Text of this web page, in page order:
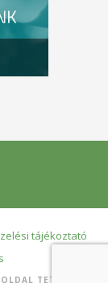
tájékoztató
TETEJÉRE